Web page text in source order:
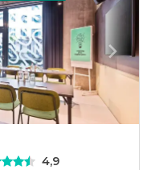
4,9